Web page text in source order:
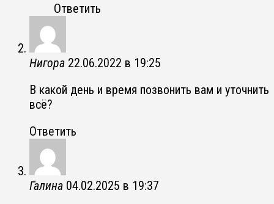
Ответить
Нигора 22.06.2022 в 19:25
В какой день и время позвонить вам и уточнить
всё?
Ответить
Галина 04.02.2025 в 19:37